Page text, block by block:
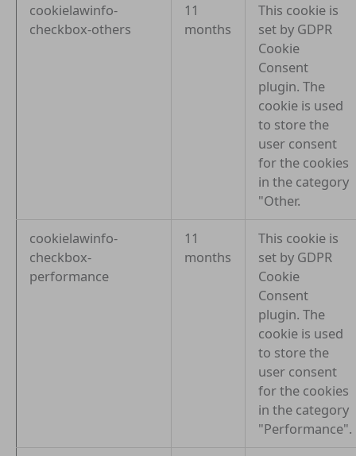
cookielawinfo-
checkbox-others
11
months
This cookie is
set by GDPR
Cookie
Consent
plugin. The
cookie is used
to store the
user consent
for the cookies
in the category
"Other.
cookielawinfo-
checkbox-
performance
11
months
This cookie is
set by GDPR
Cookie
Consent
plugin. The
cookie is used
to store the
user consent
for the cookies
in the category
"Performance".